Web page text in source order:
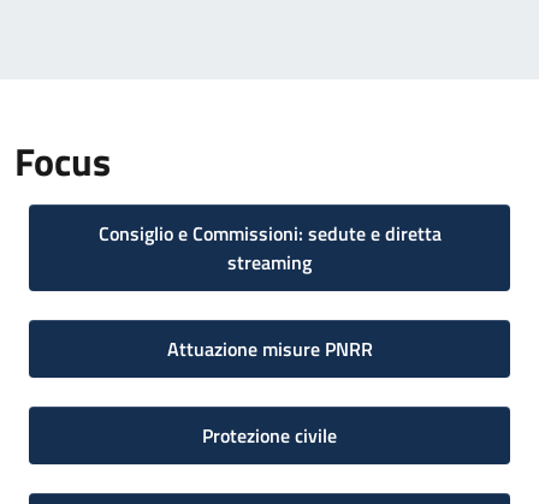
Focus
Consiglio e Commissioni: sedute e diretta
streaming
Attuazione misure PNRR
Protezione civile